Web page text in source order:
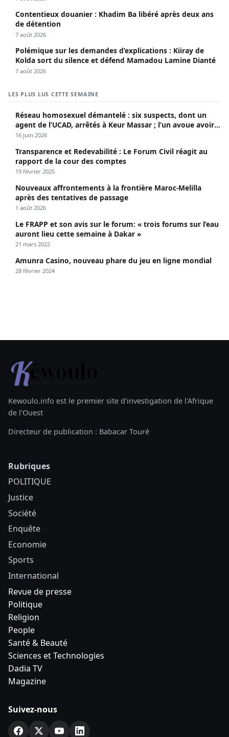
Contentieux douanier : Khadim Ba libéré après deux ans
de détention
7 août 2026
Polémique sur les demandes d’explications : Kiiray de
Kolda sort du silence et défend Mamadou Lamine Dianté
7 août 2026
LES PLUS LUS CETTE SEMAINE
Réseau homosexuel démantelé : six suspects, dont un
agent de l’UCAD, arrêtés à Keur Massar ; l’un avoue avoir
propagé le VIH depuis 2018
16 juin 2026
Transparence et Redevabilité : Le Forum Civil réagit au
rapport de la cour des comptes
19 février 2025
Nouveaux affrontements à la frontière Maroc-Melilla
après des tentatives de passage
1 août 2026
Le FRAPP et son avis sur le forum: « trois forums sur l’eau
auront lieu cette semaine à Dakar »
21 mars 2022
Amunra Casino, nouveau phare du jeu en ligne mondial
28 février 2024
Kewoulo.info est le premier site d'investigation de l'Afrique
de l'Ouest
Directeur de publication : Babacar Touré
Rubriques
POLITIQUE
Justice
Société
Enquête
Economie
Sports
International
Revue de presse
Politique
Religion
People
Santé & Beauté
Sciences et Technologies
Dadia TV
Magazine
Suivez-nous